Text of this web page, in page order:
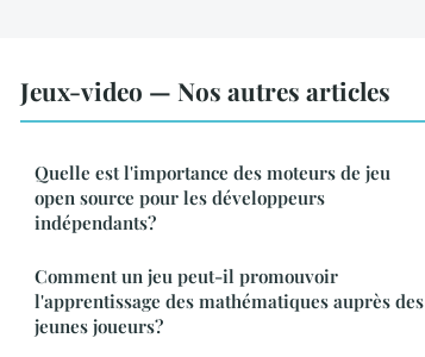
Jeux-video — Nos autres articles
Quelle est l'importance des moteurs de jeu
open source pour les développeurs
indépendants?
Comment un jeu peut-il promouvoir
l'apprentissage des mathématiques auprès des
jeunes joueurs?